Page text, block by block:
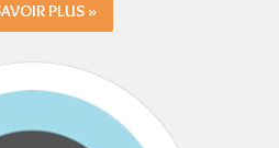
PLUS »